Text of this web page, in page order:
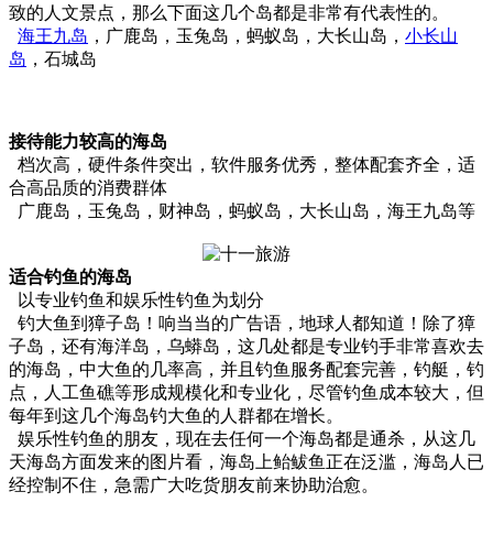
致的人文景点，那么下面这几个岛都是非常有代表性的。
海王九岛 ，广鹿岛，玉兔岛，蚂蚁岛，大长山岛， 小长山
岛 ，石城岛
接待能力较高的海岛
档次高，硬件条件突出，软件服务优秀，整体配套齐全，适
合高品质的消费群体
广鹿岛，玉兔岛，财神岛，蚂蚁岛，大长山岛，海王九岛等
适合钓鱼的海岛
以专业钓鱼和娱乐性钓鱼为划分
钓大鱼到獐子岛！响当当的广告语，地球人都知道！除了獐
子岛，还有海洋岛，乌蟒岛，这几处都是专业钓手非常喜欢去
的海岛，中大鱼的几率高，并且钓鱼服务配套完善，钓艇，钓
点，人工鱼礁等形成规模化和专业化，尽管钓鱼成本较大，但
每年到这几个海岛钓大鱼的人群都在增长。
娱乐性钓鱼的朋友，现在去任何一个海岛都是通杀，从这几
天海岛方面发来的图片看，海岛上鲐鲅鱼正在泛滥，海岛人已
经控制不住，急需广大吃货朋友前来协助治愈。